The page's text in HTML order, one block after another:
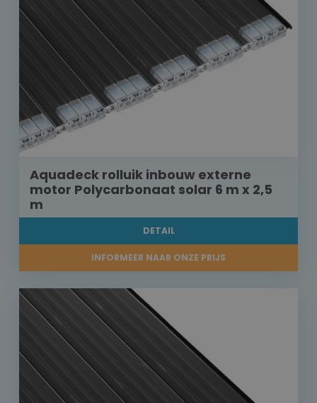
Aquadeck rolluik inbouw externe
motor Polycarbonaat solar 6 m x 2,5
m
DETAIL
INFORMEER NAAR ONZE PRIJS